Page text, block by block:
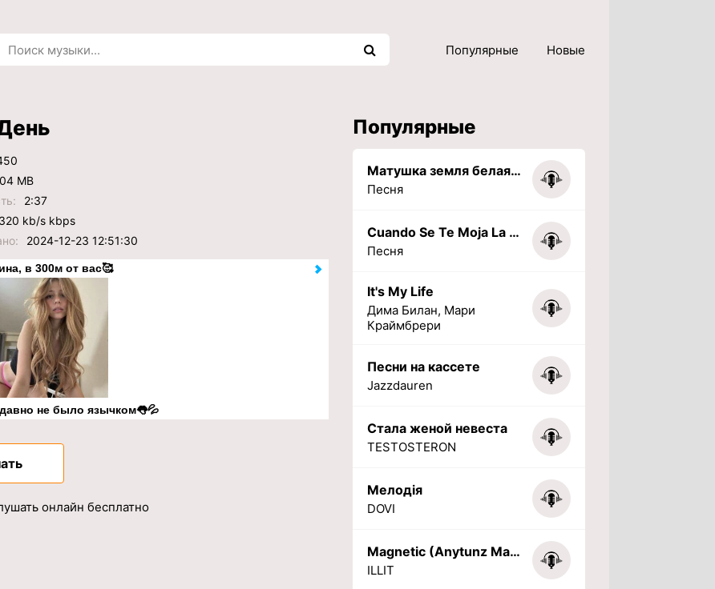
Популярные Новые
MB
2:37
320 kb/s kbps
2024-12-23 12:51:30
в 300м от вас🥰
не было язычком👅💦
онлайн бесплатно
Популярные
Матушка земля белая березонька
Песня
Cuando Se Te Moja La Tarea (PHONK) (Slowed + Reverbed)
Песня
It's My Life
Дима Билан, Мари
Краймбрери
Песни на кассете
Jazzdauren
Стала женой невеста
TESTOSTERON
Мелодія
DOVI
Magnetic (Anytunz Marimba Ringtone)
ILLIT